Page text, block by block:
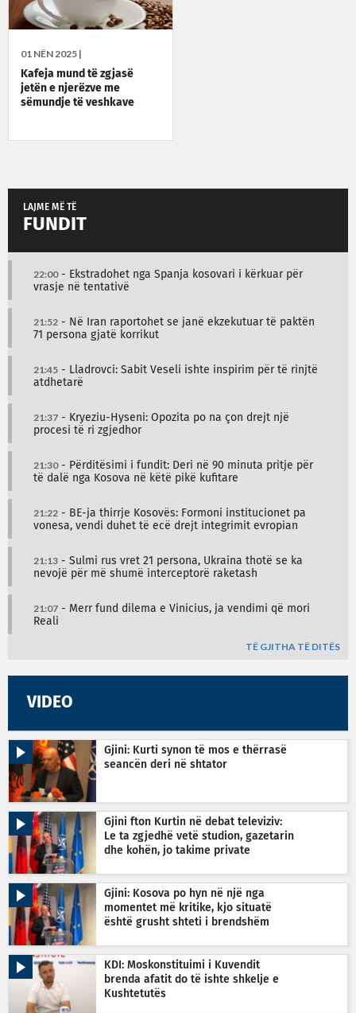
01 NËN 2025 |
Kafeja mund të zgjasë
jetën e njerëzve me
sëmundje të veshkave
LAJME MË TË
FUNDIT
22:00- Ekstradohet nga Spanja kosovari i kërkuar për
vrasje në tentativë
21:52 - Në Iran raportohet se janë ekzekutuar të paktën
71 persona gjatë korrikut
21:45 - Lladrovci: Sabit Veseli ishte inspirim për të rinjtë
atdhetarë
21:37 - Kryeziu-Hyseni: Opozita po na çon drejt një
procesi të ri zgjedhor
21:30- Përditësimi i fundit: Deri në 90 minuta pritje për
të dalë nga Kosova në këtë pikë kufitare
21:22 - BE-ja thirrje Kosovës: Formoni institucionet pa
vonesa, vendi duhet të ecë drejt integrimit evropian
21:13 - Sulmi rus vret 21 persona, Ukraina thotë se ka
nevojë për më shumë interceptorë raketash
21:07 - Merr fund dilema e Vinicius, ja vendimi që mori
Reali
TË GJITHA TË DITËS
VIDEO
Gjini: Kurti synon të mos e thërrasë
seancën deri në shtator
Gjini fton Kurtin në debat televiziv:
Le ta zgjedhë vetë studion, gazetarin
dhe kohën, jo takime private
Gjini: Kosova po hyn në një nga
momentet më kritike, kjo situatë
është grusht shteti i brendshëm
KDI: Moskonstituimi i Kuvendit
brenda afatit do të ishte shkelje e
Kushtetutës